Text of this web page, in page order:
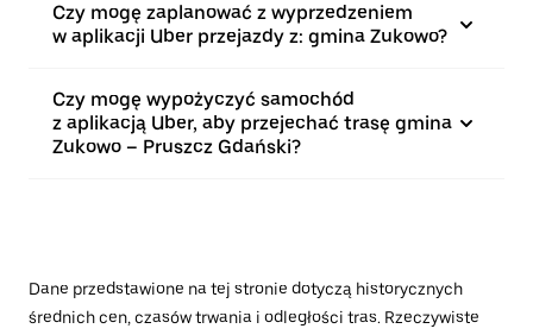
Czy mogę zaplanować z wyprzedzeniem
w aplikacji Uber przejazdy z: gmina Zukowo?
Czy mogę wypożyczyć samochód
z aplikacją Uber, aby przejechać trasę gmina
Zukowo – Pruszcz Gdański?
Dane przedstawione na tej stronie dotyczą historycznych
średnich cen, czasów trwania i odległości tras. Rzeczywiste